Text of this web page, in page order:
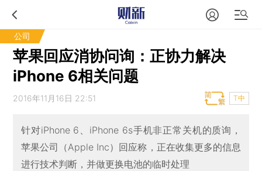
公司
苹果回应消协问询：正协力解决
iPhone 6相关问题
2016年11月16日 22:51 T中
针对iPhone 6、iPhone 6s手机非正常关机的质询，
苹果公司（Apple Inc）回应称，正在收集更多的信息
进行技术判断，并做更换电池的临时处理